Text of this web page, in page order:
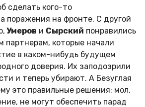
сделать кого-то
поражения на фронте. С другой
Умеров и Сырский понравились
партнерам, которые начали
в каком-нибудь будущем
доверия. Их заподозрили
и теперь убирают. А Безуглая
это правильные решения: мол,
не могут обеспечить парад